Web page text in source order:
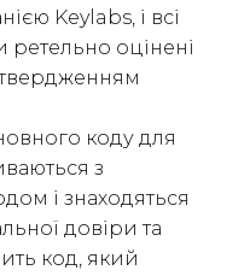
Keylabs, і всі
ретельно оцінені
коду для
з
і знаходяться
довіри та
код, який